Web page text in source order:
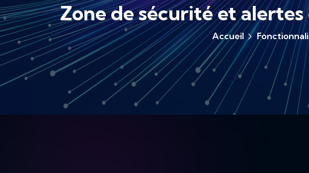
Zone de sécurité et
Accueil